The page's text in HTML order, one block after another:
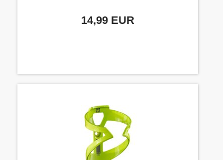
14,99 EUR